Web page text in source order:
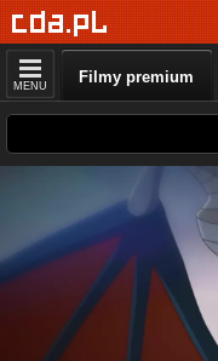
MENU Filmy premium